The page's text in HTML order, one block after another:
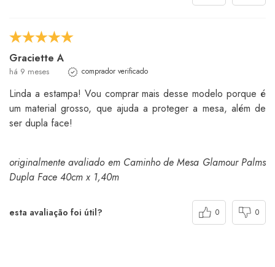
Graciette A
há 9 meses comprador verificado
Linda a estampa! Vou comprar mais desse modelo porque é
um material grosso, que ajuda a proteger a mesa, além de
ser dupla face!
originalmente avaliado em Caminho de Mesa Glamour Palms
Dupla Face 40cm x 1,40m
esta avaliação foi útil? 0 0